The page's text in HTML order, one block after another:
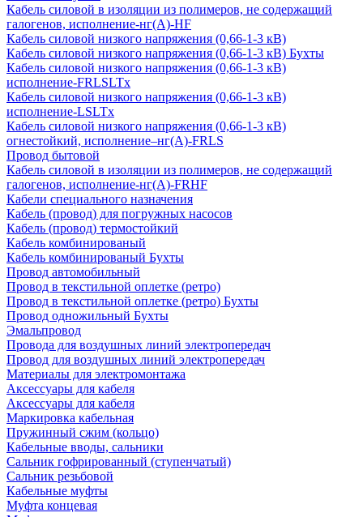
Кабель силовой в изоляции из полимеров, не содержащий
галогенов, исполнение-нг(А)-HF
Кабель силовой низкого напряжения (0,66-1-3 кВ)
Кабель силовой низкого напряжения (0,66-1-3 кВ) Бухты
Кабель силовой низкого напряжения (0,66-1-3 кВ)
исполнение-FRLSLTx
Кабель силовой низкого напряжения (0,66-1-3 кВ)
исполнение-LSLTx
Кабель силовой низкого напряжения (0,66-1-3 кВ)
огнестойкий, исполнение–нг(А)-FRLS
Провод бытовой
Кабель силовой в изоляции из полимеров, не содержащий
галогенов, исполнение-нг(А)-FRHF
Кабели специального назначения
Кабель (провод) для погружных насосов
Кабель (провод) термостойкий
Кабель комбинированый
Кабель комбинированый Бухты
Провод автомобильный
Провод в текстильной оплетке (ретро)
Провод в текстильной оплетке (ретро) Бухты
Провод одножильный Бухты
Эмальпровод
Провода для воздушных линий электропередач
Провод для воздушных линий электропередач
Материалы для электромонтажа
Аксессуары для кабеля
Аксессуары для кабеля
Маркировка кабельная
Пружинный сжим (кольцо)
Кабельные вводы, сальники
Сальник гофрированный (ступенчатый)
Сальник резьбовой
Кабельные муфты
Муфта концевая